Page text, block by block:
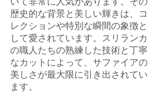
歴史的な背景と美しい輝きは、コ
レクションや特別な瞬間の象徴と
して愛されています。スリランカ
の職人たちの熟練した技術と丁寧
なカットによって、サファイアの
美しさが最大限に引き出されてい
ます。